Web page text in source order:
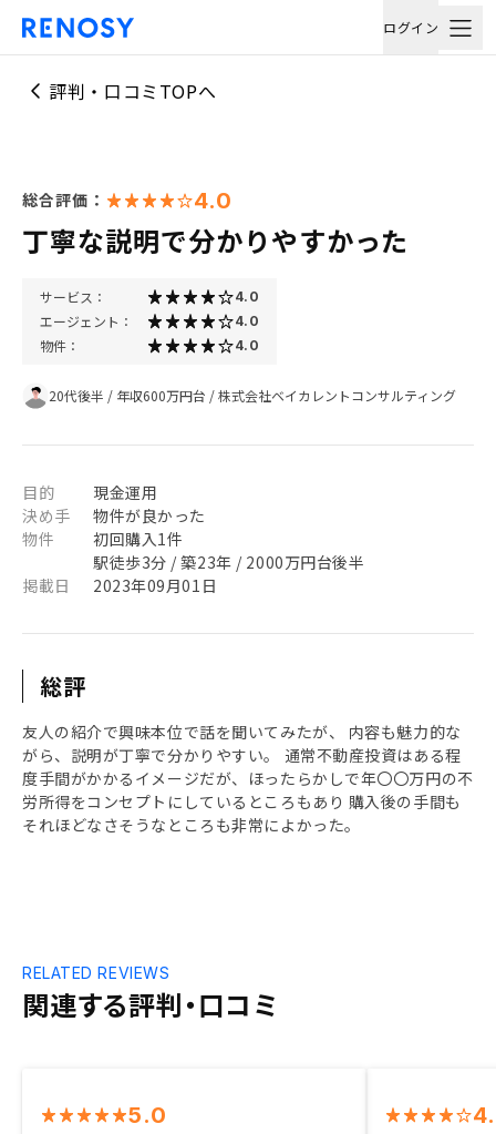
ログイン
評判・口コミTOPへ
総合評価： 4.0
丁寧な説明で分かりやすかった
サービス： 4.0
エージェント： 4.0
物件： 4.0
20代後半 / 年収600万円台 /株式会社ベイカレントコンサルティング
目的
現金運用
決め手
物件が良かった
物件
初回購入1件
駅徒歩3分 / 築23年 / 2000万円台後半
掲載日
2023年09月01日
総評
友人の紹介で興味本位で話を聞いてみたが、 内容も魅力的な
がら、説明が丁寧で分かりやすい。 通常不動産投資はある程
度手間がかかるイメージだが、ほったらかしで年〇〇万円の不
労所得をコンセプトにしているところもあり 購入後の手間も
それほどなさそうなところも非常によかった。
関連する評判・口コミ
RELATED REVIEWS
5.0